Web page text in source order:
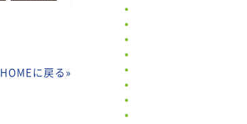
HOMEに戻る»